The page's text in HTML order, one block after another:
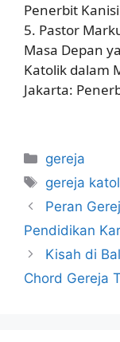
Penerbit
5. Pastor
Masa Depan
Katolik dalam
Jakarta:
Categories
gereja
Tags
gereja
Peran
Pendidikan
Kisah di
Chord Gereja